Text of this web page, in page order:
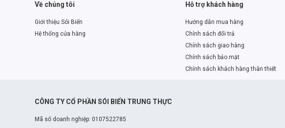
Về chúng tôi
Giới thiệu Sói Biển
Hệ thống cửa hàng
Hỗ trợ khách hàng
Hướng dẫn mua hàng
Chính sách đổi trả
Chính sách giao hàng
Chính sách bảo mật
Chính sách khách hàng thân thiết
CÔNG TY CỔ PHẦN SÓI BIỂN TRUNG THỰC
Mã số doanh nghiệp: 0107522785